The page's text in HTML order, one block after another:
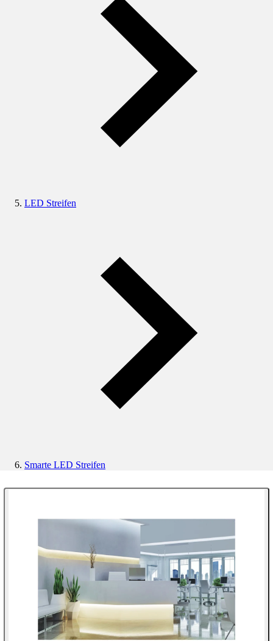
LED Streifen
Smarte LED Streifen